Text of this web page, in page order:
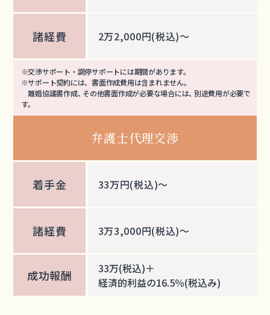
諸経費 2万2,000円(税込)～
※交渉サポート・調停サポートには期間があります。
※サポート契約には、書面作成費用は含まれません。
離婚協議書作成、その他書面作成が必要な場合には、別途費用が必要で
す。
弁護士代理交渉
着手金 33万円(税込)～
諸経費 3万3,000円(税込)～
成功報酬
33万(税込)＋
経済的利益の16.5％(税込み)